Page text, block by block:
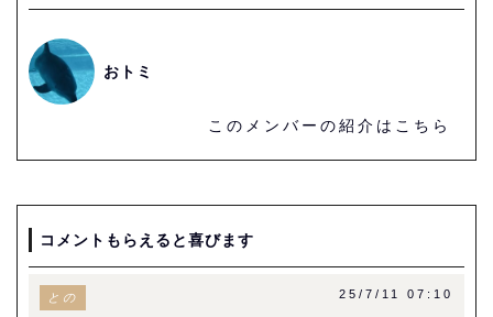
おトミ
このメンバーの紹介はこちら
コメントもらえると喜びます
との 25/7/11 07:10